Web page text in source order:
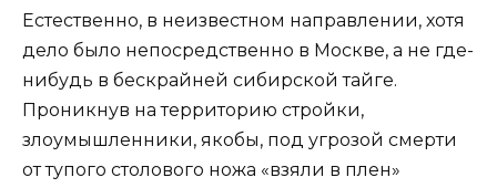
Естественно, в неизвестном направлении, хотя
дело было непосредственно в Москве, а не где-
нибудь в бескрайней сибирской тайге.
Проникнув на территорию стройки,
злоумышленники, якобы, под угрозой смерти
от тупого столового ножа «взяли в плен»